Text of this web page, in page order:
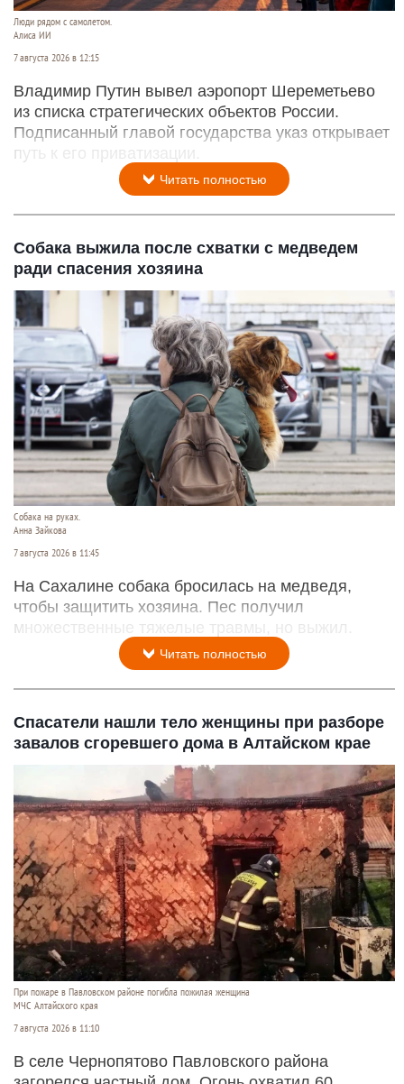
Люди рядом с самолетом.
Алиса ИИ
7 августа 2026 в 12:15
Владимир Путин вывел аэропорт Шереметьево
из списка стратегических объектов России.
Подписанный главой государства указ открывает
путь к его приватизации.
Читать полностью
Собака выжила после схватки с медведем
ради спасения хозяина
Собака на руках.
Анна Зайкова
7 августа 2026 в 11:45
На Сахалине собака бросилась на медведя,
чтобы защитить хозяина. Пес получил
множественные тяжелые травмы, но выжил.
Читать полностью
Спасатели нашли тело женщины при разборе
завалов сгоревшего дома в Алтайском крае
При пожаре в Павловском районе погибла пожилая женщина
МЧС Алтайского края
7 августа 2026 в 11:10
В селе Чернопятово Павловского района